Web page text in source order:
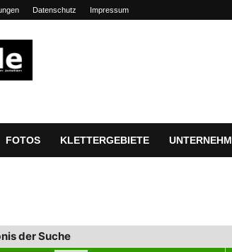
Datenschutz Impressum
FOTOS KLETTERGEBIETE
der Suche